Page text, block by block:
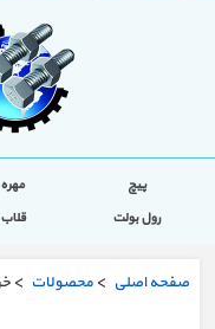
پیچ مهره
رول بولت
قلاب
صفحه اصلی > محصولات >